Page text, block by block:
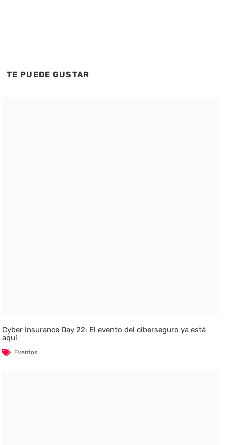
TE PUEDE GUSTAR
Cyber Insurance Day 22: El evento del ciberseguro ya está
aquí
Eventos